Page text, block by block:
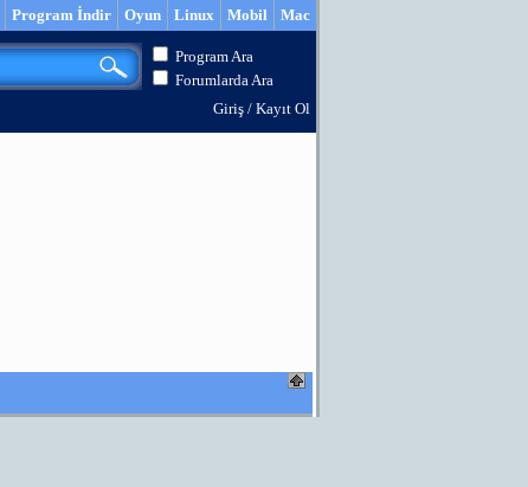
Mac
Mobil
Linux
Oyun
Program İndir
Program Ara
Forumlarda Ara
Giriş / Kayıt Ol